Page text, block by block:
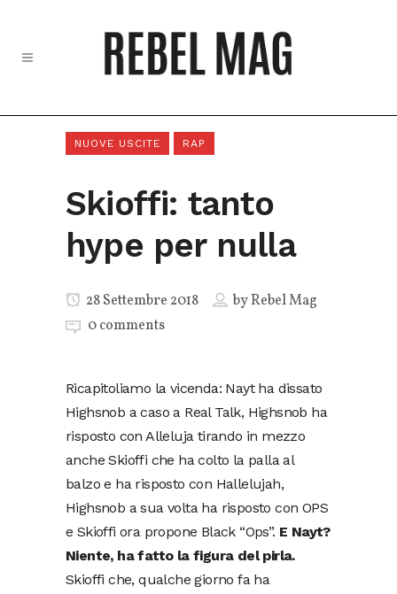
NUOVE USCITE RAP
Skioffi: tanto
hype per nulla
28 Settembre 2018 byRebel Mag
0 comments
Ricapitoliamo la vicenda: Nayt ha dissato
Highsnob a caso a Real Talk, Highsnob ha
risposto con Alleluja tirando in mezzo
anche Skioffi che ha colto la palla al
balzo e ha risposto con Hallelujah,
Highsnob a sua volta ha risposto con OPS
e Skioffi ora propone Black “Ops”. E Nayt?
Niente, ha fatto la figura del pirla.
Skioffi che, qualche giorno fa ha